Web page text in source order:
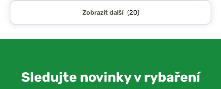
Zobrazit další (20)
Sledujte novinky v rybaření